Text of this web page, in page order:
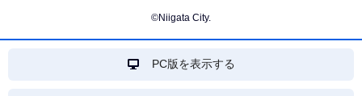
©Niigata City.
PC版を表示する